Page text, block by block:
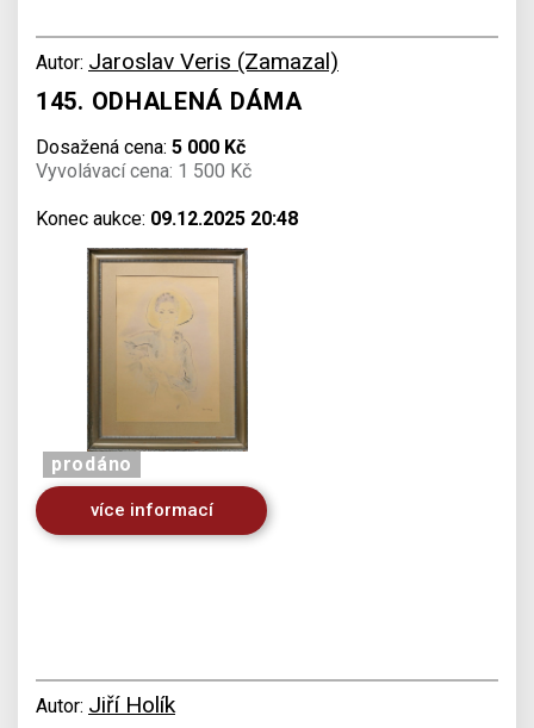
Autor: Jaroslav Veris (Zamazal)
145. ODHALENÁ DÁMA
Dosažená cena: 5 000 Kč
Vyvolávací cena: 1 500 Kč
Konec aukce: 09.12.2025 20:48
prodáno
více informací
Autor: Jiří Holík